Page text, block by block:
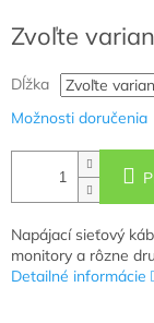
cena:
Zvoľte
Dĺžka
Možnosti doručenia
Napájací sieťový
monitory a rôzne
Detailné informácie